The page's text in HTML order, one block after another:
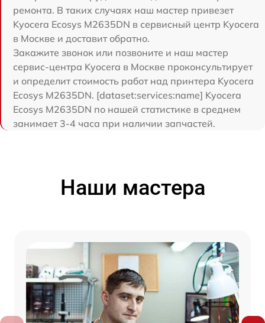
ремонта. В таких случаях наш мастер привезет
Kyocera Ecosys M2635DN в сервисный центр Kyocera
в Москве и доставит обратно.
Закажите звонок или позвоните и наш мастер
сервис-центра Kyocera в Москве проконсультирует
и определит стоимость работ над принтера Kyocera
Ecosys M2635DN. [dataset:services:name] Kyocera
Ecosys M2635DN по нашей статистике в среднем
занимает 3-4 часа при наличии запчастей.
Наши мастера